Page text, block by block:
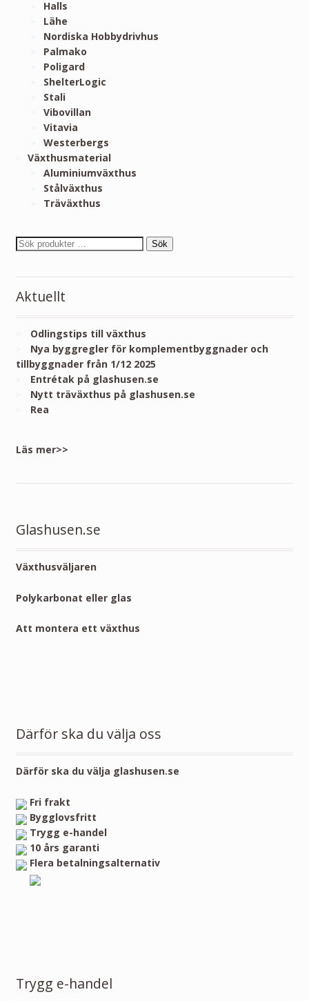
Halls
Lähe
Nordiska Hobbydrivhus
Palmako
Poligard
ShelterLogic
Stali
Vibovillan
Vitavia
Westerbergs
Växthusmaterial
Aluminiumväxthus
Stålväxthus
Träväxthus
Sök
Aktuellt
Odlingstips till växthus
Nya byggregler för komplementbyggnader och
tillbyggnader från 1/12 2025
Entrétak på glashusen.se
Nytt träväxthus på glashusen.se
Rea
Läs mer>>
Glashusen.se
Växthusväljaren
Polykarbonat eller glas
Att montera ett växthus
Därför ska du välja oss
Därför ska du välja glashusen.se
Fri frakt
Bygglovsfritt
Trygg e-handel
10 års garanti
Flera betalningsalternativ
Trygg e-handel